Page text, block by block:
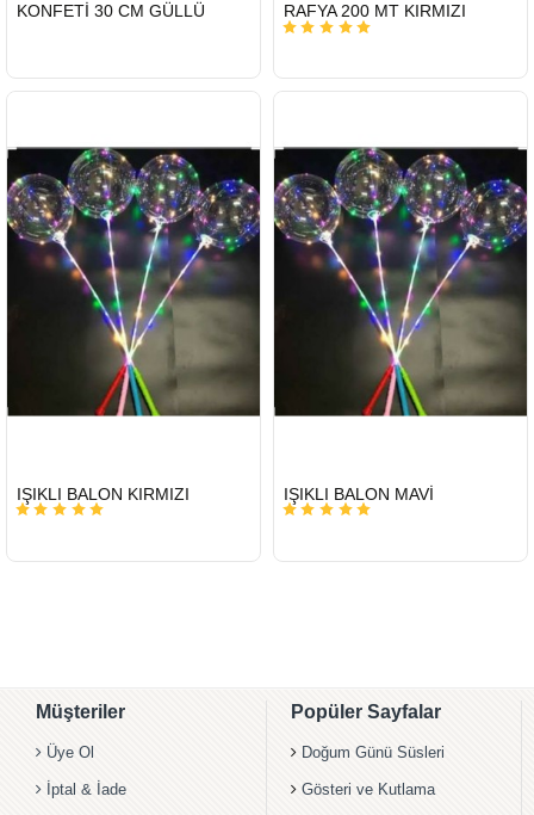
HIZLI
GÖNDERİ
KONFETİ 30 CM GÜLLÜ
HIZLI
GÖNDERİ
RAFYA 200 MT KIRMIZI
GÖNDERİ
IŞIKLI BALON KIRMIZI
GÖNDERİ
IŞIKLI BALON MAVİ
Müşteriler
Üye Ol
İptal & İade
Popüler Sayfalar
Doğum Günü Süsleri
Gösteri ve Kutlama